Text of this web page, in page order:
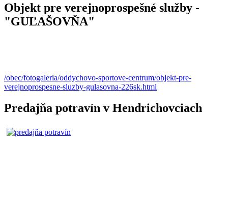
Objekt pre verejnoprospešné služby -
"GUĽAŠOVŇA"
/obec/fotogaleria/oddychovo-sportove-centrum/objekt-pre-
verejnoprospesne-sluzby-gulasovna-226sk.html
Predajňa potravín v Hendrichovciach